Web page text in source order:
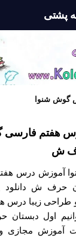
پشتی
شنوا
هفتم
ش
آموزش درس
حرف ش دانلود
طراحی زیبا درس
اول
آموزش مجازی